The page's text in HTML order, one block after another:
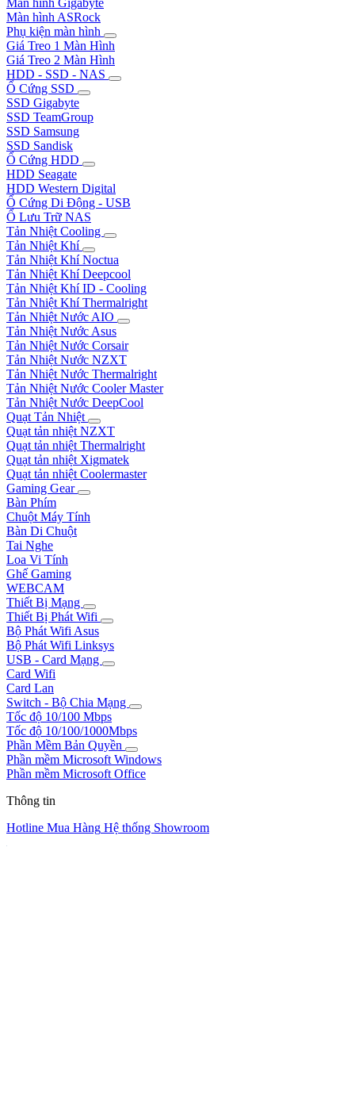
Màn hình ASRock
Phụ kiện màn hình
Giá Treo 1 Màn Hình
Giá Treo 2 Màn Hình
HDD - SSD - NAS
Ổ Cứng SSD
SSD Gigabyte
SSD TeamGroup
SSD Samsung
SSD Sandisk
Ổ Cứng HDD
HDD Seagate
HDD Western Digital
Ổ Cứng Di Động - USB
Ổ Lưu Trữ NAS
Tản Nhiệt Cooling
Tản Nhiệt Khí
Tản Nhiệt Khí Noctua
Tản Nhiệt Khí Deepcool
Tản Nhiệt Khí ID - Cooling
Tản Nhiệt Khí Thermalright
Tản Nhiệt Nước AIO
Tản Nhiệt Nước Asus
Tản Nhiệt Nước Corsair
Tản Nhiệt Nước NZXT
Tản Nhiệt Nước Thermalright
Tản Nhiệt Nước Cooler Master
Tản Nhiệt Nước DeepCool
Quạt Tản Nhiệt
Quạt tản nhiệt NZXT
Quạt tản nhiệt Thermalright
Quạt tản nhiệt Xigmatek
Quạt tản nhiệt Coolermaster
Gaming Gear
Bàn Phím
Chuột Máy Tính
Bàn Di Chuột
Tai Nghe
Loa Vi Tính
Ghế Gaming
WEBCAM
Thiết Bị Mạng
Thiết Bị Phát Wifi
Bộ Phát Wifi Asus
Bộ Phát Wifi Linksys
USB - Card Mạng
Card Wifi
Card Lan
Switch - Bộ Chia Mạng
Tốc độ 10/100 Mbps
Tốc độ 10/100/1000Mbps
Phần Mềm Bản Quyền
Phần mềm Microsoft Windows
Phần mềm Microsoft Office
Thông tin
Hotline Mua Hàng Hệ thống Showroom